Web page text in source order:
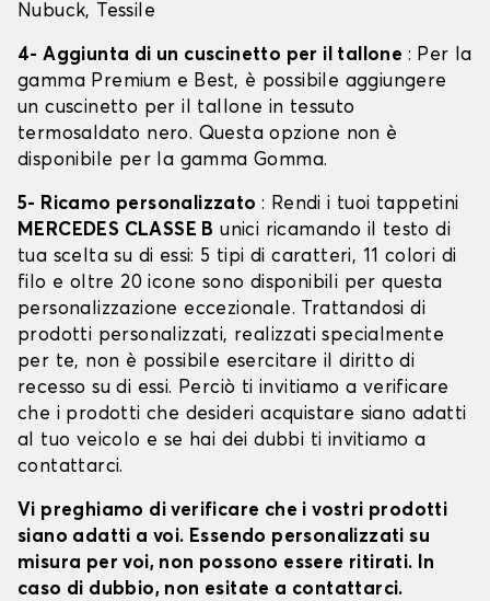
Nubuck, Tessile
4- Aggiunta di un cuscinetto per il tallone : Per la
gamma Premium e Best, è possibile aggiungere
un cuscinetto per il tallone in tessuto
termosaldato nero. Questa opzione non è
disponibile per la gamma Gomma.
5- Ricamo personalizzato : Rendi i tuoi tappetini
MERCEDES CLASSE B unici ricamando il testo di
tua scelta su di essi: 5 tipi di caratteri, 11 colori di
filo e oltre 20 icone sono disponibili per questa
personalizzazione eccezionale. Trattandosi di
prodotti personalizzati, realizzati specialmente
per te, non è possibile esercitare il diritto di
recesso su di essi. Perciò ti invitiamo a verificare
che i prodotti che desideri acquistare siano adatti
al tuo veicolo e se hai dei dubbi ti invitiamo a
contattarci.
Vi preghiamo di verificare che i vostri prodotti
siano adatti a voi. Essendo personalizzati su
misura per voi, non possono essere ritirati. In
caso di dubbio, non esitate a contattarci.